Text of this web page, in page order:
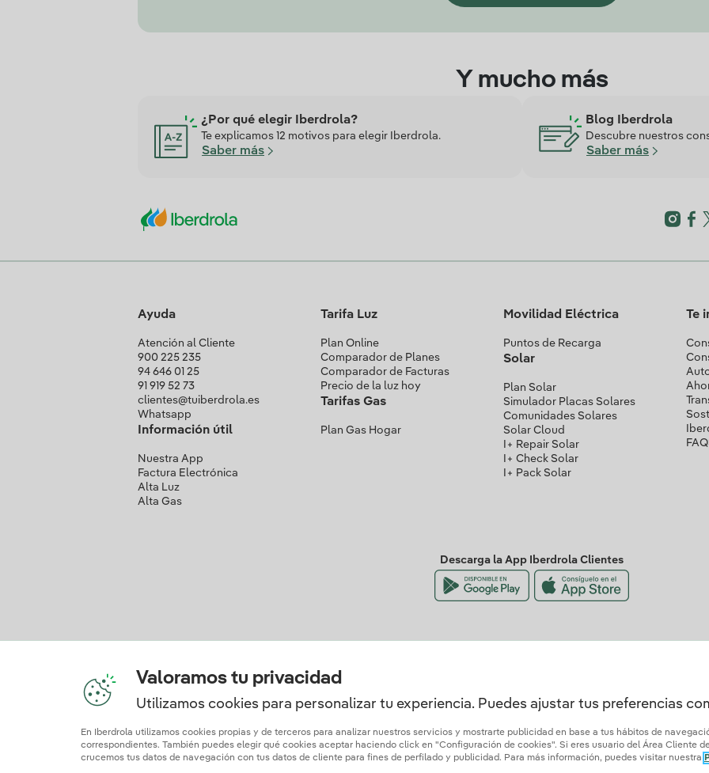
Y mucho más
¿Por qué elegir Iberdrola?
Te explicamos 12 motivos para elegir Iberdrola.
Saber más
Blog Iberdrola
Descubre nuestros
Saber más
Ayuda
Atención al Cliente
900 225 235
94 646 01 25
91 919 52 73
clientes@tuiberdrola.es
Whatsapp
Información útil
Nuestra App
Factura Electrónica
Alta Luz
Alta Gas
Tarifa Luz
Plan Online
Comparador de Planes
Comparador de Facturas
Precio de la luz hoy
Tarifas Gas
Plan Gas Hogar
Movilidad Eléctrica
Puntos de Recarga
Solar
Plan Solar
Simulador Placas Solares
Comunidades Solares
Solar Cloud
I+ Repair Solar
I+ Check Solar
I+ Pack Solar
Te
Descarga la App Iberdrola Clientes
Mapa webInformación legal y Política de cookiesPolítica de privacidadConfigurar cookiesSeguridad de la Información
Valoramos tu privacidad
Utilizamos cookies para personalizar tu experiencia. Puedes ajustar tus preferencias
En Iberdrola utilizamos cookies propias y de terceros para analizar nuestros servicios y mostrarte publicidad en base a tus hábitos de
correspondientes. También puedes elegir qué cookies aceptar haciendo click en "Configuración de cookies". Si eres usuario del Área Cliente
crucemos tus datos de navegación con tus datos de cliente para fines de perfilado y publicidad. Para más información, puedes visitar nuestra